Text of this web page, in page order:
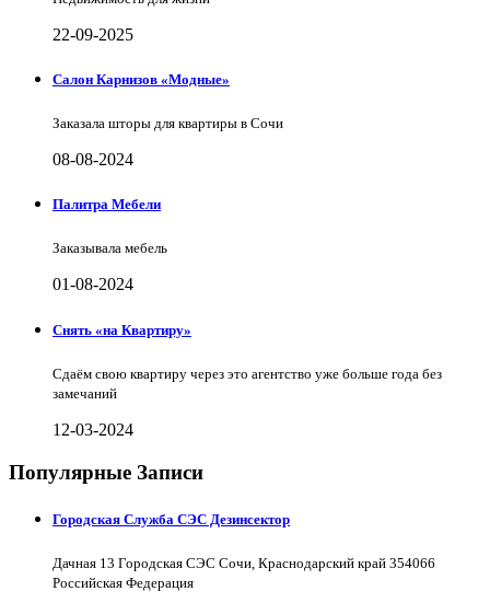
22-09-2025
Салон Карнизов «Модные»
Заказала шторы для квартиры в Сочи
08-08-2024
Палитра Мебели
Заказывала мебель
01-08-2024
Снять «на Квартиру»
Сдаём свою квартиру через это агентство уже больше года без
замечаний
12-03-2024
Популярные Записи
Городская Служба СЭС Дезинсектор
Дачная 13 Городская СЭС Сочи, Краснодарский край 354066
Российская Федерация